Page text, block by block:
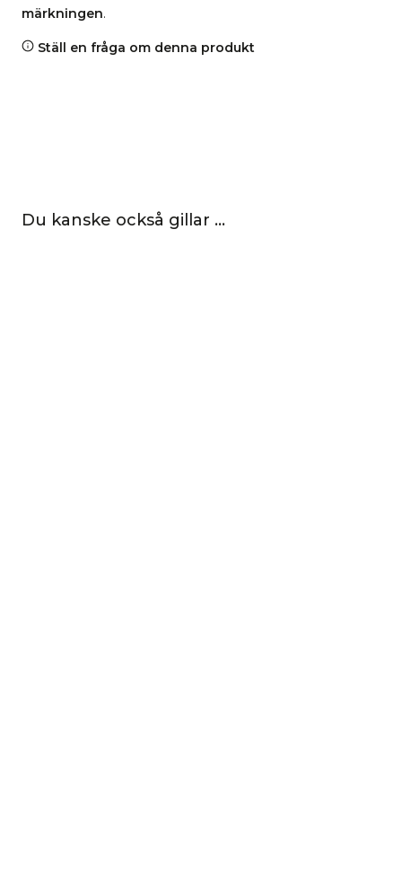
märkningen.
Ställ en fråga om denna produkt
Du kanske också gillar …